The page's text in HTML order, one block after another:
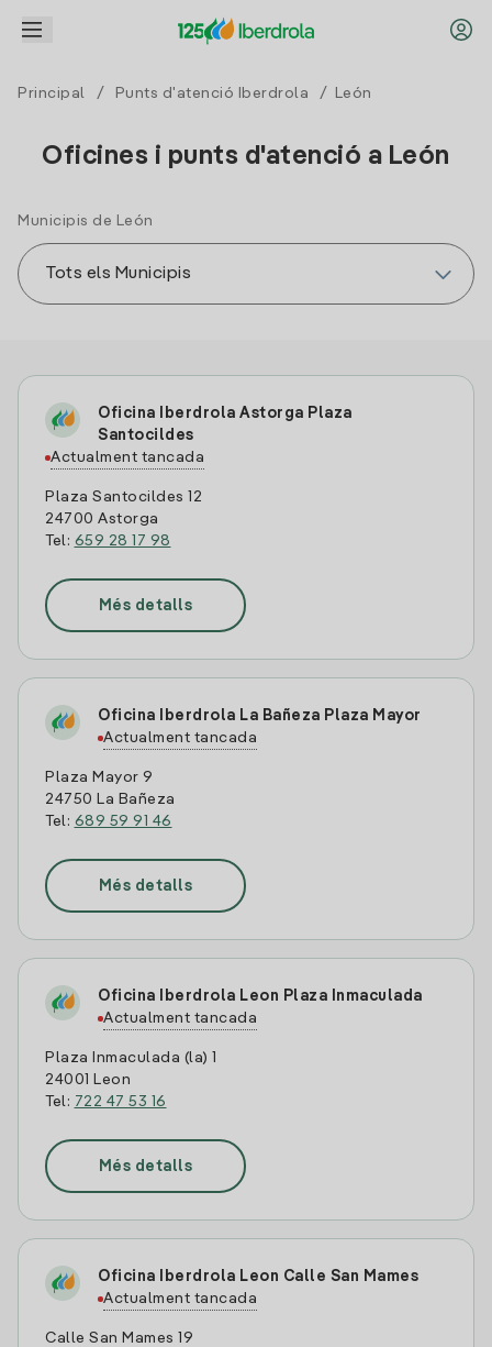
Principal / Punts d'atenció Iberdrola / León
Oficines i punts d'atenció a León
Municipis de León
Oficina Iberdrola Astorga Plaza
Santocildes
Actualment tancada
Plaza Santocildes 12
24700 Astorga
Tel: 659 28 17 98
Més detalls
Oficina Iberdrola La Bañeza Plaza Mayor
Actualment tancada
Plaza Mayor 9
24750 La Bañeza
Tel: 689 59 91 46
Més detalls
Oficina Iberdrola Leon Plaza Inmaculada
Actualment tancada
Plaza Inmaculada (la) 1
24001 Leon
Tel: 722 47 53 16
Més detalls
Oficina Iberdrola Leon Calle San Mames
Actualment tancada
Calle San Mames 19